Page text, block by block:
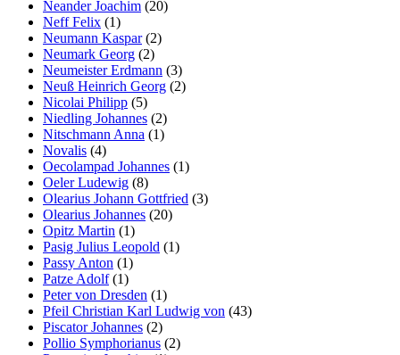
Neander Joachim (20)
Neff Felix (1)
Neumann Kaspar(2)
Neumark Georg (2)
Neumeister Erdmann (3)
Neuß Heinrich Georg (2)
Nicolai Philipp (5)
Niedling Johannes (2)
Nitschmann Anna (1)
Novalis (4)
Oecolampad Johannes (1)
Oeler Ludewig (8)
Olearius Johann Gottfried (3)
Olearius Johannes (20)
Opitz Martin (1)
Pasig Julius Leopold (1)
Passy Anton (1)
Patze Adolf(1)
Peter von Dresden (1)
Pfeil Christian Karl Ludwig von (43)
Piscator Johannes (2)
Pollio Symphorianus (2)